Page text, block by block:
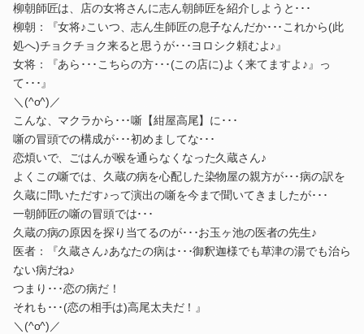
柳朝師匠は、店の女将さんに志ん朝師匠を紹介しようと･･･
柳朝：『女将♪こいつ、志ん生師匠の息子なんだか･･･これから(此
処へ)チョクチョク来ると思うが･･･ヨロシク頼むよ♪』
女将：『あら･･･こちらの方･･･(この店に)よく来てますよ♪』っ
て･･･』
＼(^o^)／
こんな、マクラから･･･噺【紺屋高尾】に･･･
噺の冒頭での構成が･･･初めましてな･･･
恋煩いで、ごはんが喉を通らなくなった久蔵さん♪
よくこの噺では、久蔵の病を心配した染物屋の親方が･･･病の訳を
久蔵に問いただす♪って演出の噺を今まで聞いてきましたが･･･
一朝師匠の噺の冒頭では･･･
久蔵の病の原因を探り当てるのが･･･お玉ヶ池の医者の先生♪
医者：『久蔵さん♪あなたの病は･･･御釈迦様でも草津の湯でも治ら
ない病だね♪
つまり･･･恋の病だ！
それも･･･(恋の相手は)高尾太夫だ！』
＼(^o^)／